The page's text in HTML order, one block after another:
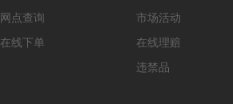
网点查询
在线下单
市场活动
在线理赔
违禁品